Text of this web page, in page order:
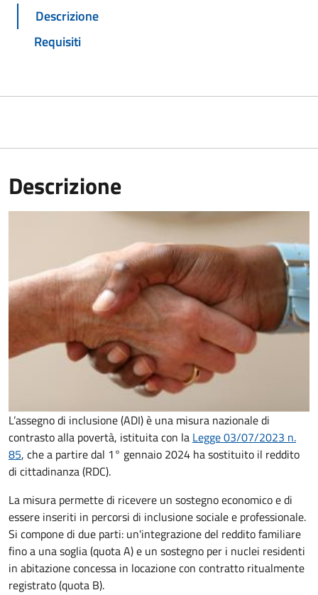
Descrizione
Requisiti
Descrizione
L’assegno di inclusione (ADI) è una misura nazionale di
contrasto alla povertà, istituita con la Legge 03/07/2023 n.
85, che a partire dal 1° gennaio 2024 ha sostituito il reddito
di cittadinanza (RDC).
La misura permette di ricevere un sostegno economico e di
essere inseriti in percorsi di inclusione sociale e professionale.
Si compone di due parti: un'integrazione del reddito familiare
fino a una soglia (quota A) e un sostegno per i nuclei residenti
in abitazione concessa in locazione con contratto ritualmente
registrato (quota B).